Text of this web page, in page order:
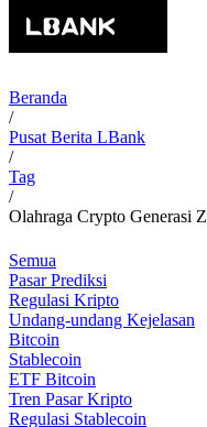
Beranda
/
Pusat Berita LBank
/
Tag
/
Olahraga Crypto Generasi Z
Semua
Pasar Prediksi
Regulasi Kripto
Undang-undang Kejelasan
Bitcoin
Stablecoin
ETF Bitcoin
Tren Pasar Kripto
Regulasi Stablecoin